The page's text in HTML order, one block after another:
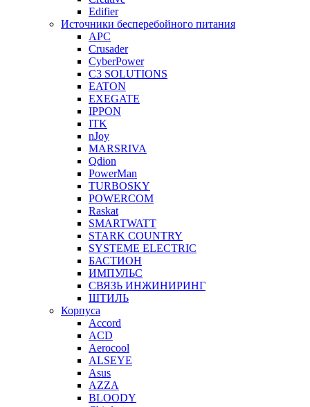
Edifier
Источники бесперебойного питания
APC
Crusader
CyberPower
C3 SOLUTIONS
EATON
EXEGATE
IPPON
ITK
nJoy
MARSRIVA
Qdion
PowerMan
TURBOSKY
POWERCOM
Raskat
SMARTWATT
STARK COUNTRY
SYSTEME ELECTRIC
БАСТИОН
ИМПУЛЬС
СВЯЗЬ ИНЖИНИРИНГ
ШТИЛЬ
Корпуса
Accord
ACD
Aerocool
ALSEYE
Asus
AZZA
BLOODY